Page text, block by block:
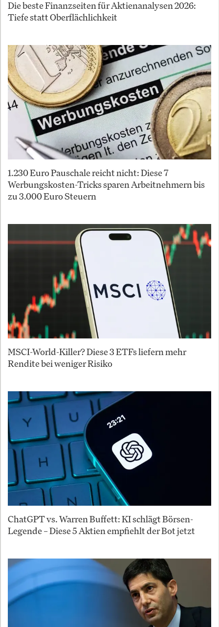
Die beste Finanzseiten für Aktienanalysen 2026:
Tiefe statt Oberflächlichkeit
1.230 Euro Pauschale reicht nicht: Diese 7
Werbungskosten-Tricks sparen Arbeitnehmern bis
zu 3.000 Euro Steuern
MSCI-World-Killer? Diese 3 ETFs liefern mehr
Rendite bei weniger Risiko
ChatGPT vs. Warren Buffett: KI schlägt Börsen-
Legende – Diese 5 Aktien empfiehlt der Bot jetzt